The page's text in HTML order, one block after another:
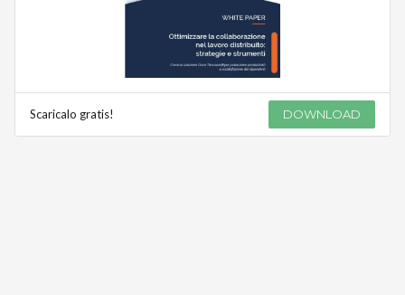
Scaricalo gratis! DOWNLOAD